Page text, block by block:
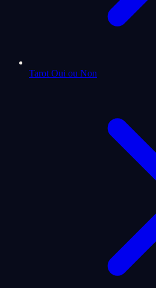
Tarot Oui ou Non